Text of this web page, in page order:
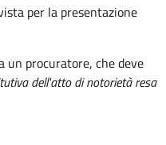
per la presentazione
un procuratore, che deve
dell'atto di notorietà resa